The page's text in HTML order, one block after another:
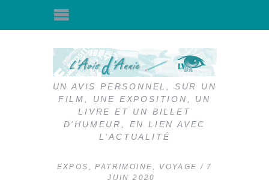
UN AVIS PERSONNEL, SUR UN
FILM, UNE EXPOSITION, UN
LIVRE ET UN BILLET
D'HUMEUR, EN LIEN AVEC
L'ACTUALITÉ
EXPOS ,PATRIMOINE, VOYAGE
7
JUIN 2020